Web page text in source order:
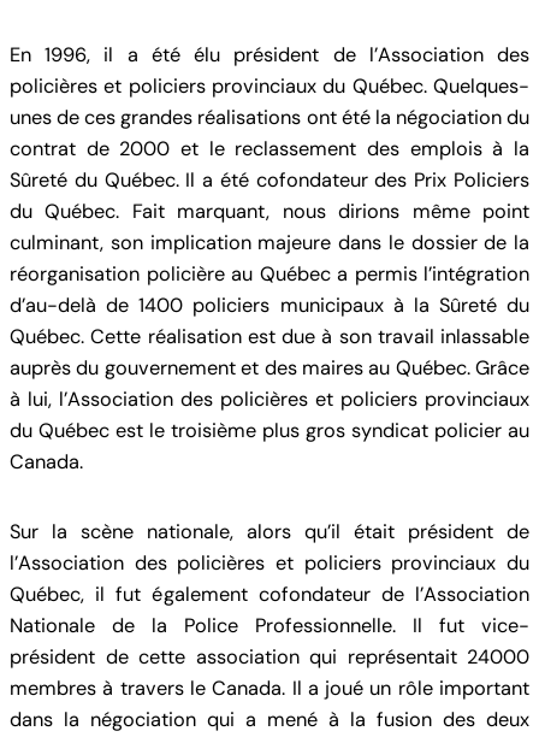
En 1996, il a été élu président de l’Association des
policières et policiers provinciaux du Québec. Quelques-
unes de ces grandes réalisations ont été la négociation du
contrat de 2000 et le reclassement des emplois à la
Sûreté du Québec. Il a été cofondateur des Prix Policiers
du Québec. Fait marquant, nous dirions même point
culminant, son implication majeure dans le dossier de la
réorganisation policière au Québec a permis l’intégration
d’au-delà de 1400 policiers municipaux à la Sûreté du
Québec. Cette réalisation est due à son travail inlassable
auprès du gouvernement et des maires au Québec. Grâce
à lui, l’Association des policières et policiers provinciaux
du Québec est le troisième plus gros syndicat policier au
Canada.
Sur la scène nationale, alors qu’il était président de
l’Association des policières et policiers provinciaux du
Québec, il fut également cofondateur de l’Association
Nationale de la Police Professionnelle. Il fut vice-
président de cette association qui représentait 24000
membres à travers le Canada. Il a joué un rôle important
dans la négociation qui a mené à la fusion des deux